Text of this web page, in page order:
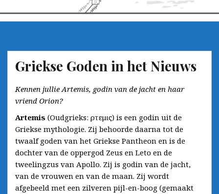
Griekse Goden in het Nieuws
Kennen jullie Artemis, godin van de jacht en haar
vriend Orion?
Artemis (Oudgrieks: Ἄρτεμις) is een godin uit de
Griekse mythologie. Zij behoorde daarna tot de
twaalf goden van het Griekse Pantheon en is de
dochter van de oppergod Zeus en Leto en de
tweelingzus van Apollo. Zij is godin van de jacht,
van de vrouwen en van de maan. Zij wordt
afgebeeld met een zilveren pijl-en-boog (gemaakt